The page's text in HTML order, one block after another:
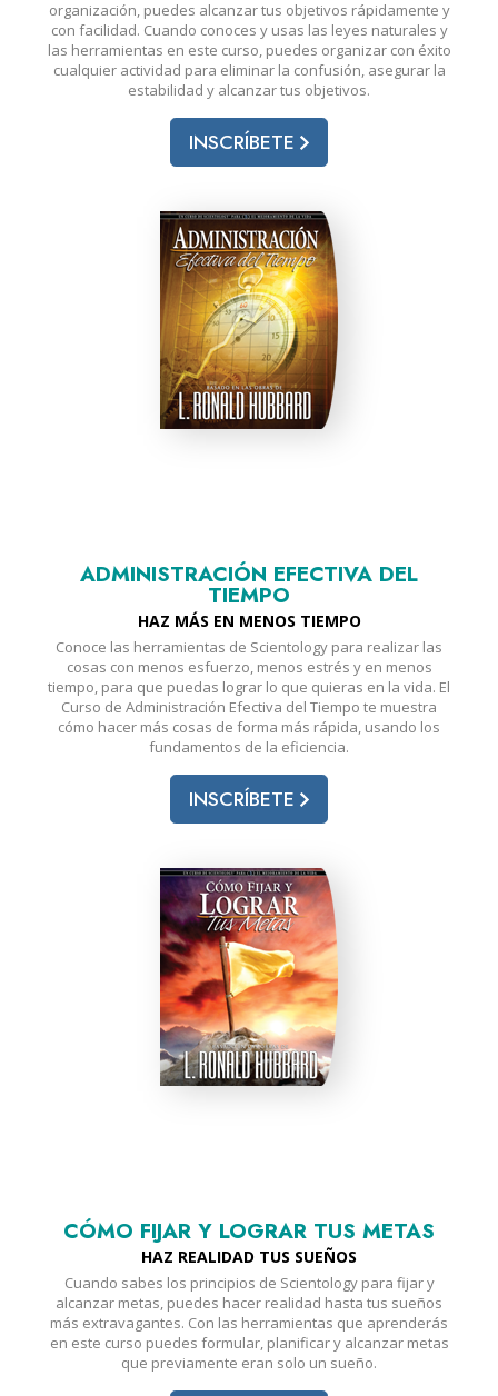
organización, puedes alcanzar tus objetivos rápidamente y
con facilidad. Cuando conoces y usas las leyes naturales y
las herramientas en este curso, puedes organizar con éxito
cualquier actividad para eliminar la confusión, asegurar la
estabilidad y alcanzar tus objetivos.
INSCRÍBETE
ADMINISTRACIÓN EFECTIVA DEL
TIEMPO
HAZ MÁS EN MENOS TIEMPO
Conoce las herramientas de Scientology para realizar las
cosas con menos esfuerzo, menos estrés y en menos
tiempo, para que puedas lograr lo que quieras en la vida. El
Curso de Administración Efectiva del Tiempo te muestra
cómo hacer más cosas de forma más rápida, usando los
fundamentos de la eficiencia.
INSCRÍBETE
CÓMO FIJAR Y LOGRAR TUS METAS
HAZ REALIDAD TUS SUEÑOS
Cuando sabes los principios de Scientology para fijar y
alcanzar metas, puedes hacer realidad hasta tus sueños
más extravagantes. Con las herramientas que aprenderás
en este curso puedes formular, planificar y alcanzar metas
que previamente eran solo un sueño.